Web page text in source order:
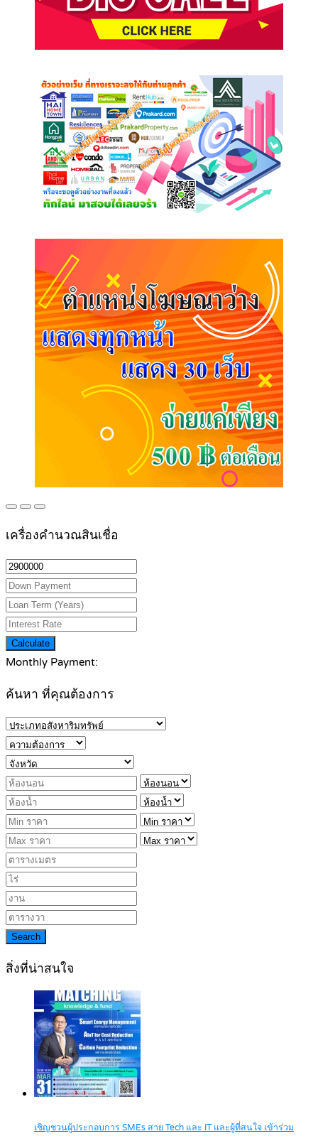
เครื่องคำนวณสินเชื่อ
Calculate
Monthly Payment:
ค้นหา ที่คุณต้องการ
Search
สิ่งที่น่าสนใจ
เชิญชวนผู้ประกอบการ SMEs สาย Tech และ IT และผู้ที่สนใจ เข้าร่วม